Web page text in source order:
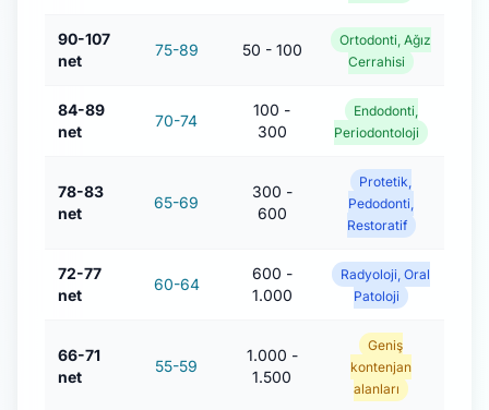
90-107
net
75-89 50 - 100
Ortodonti, Ağız
Cerrahisi
84-89
net
70-74
100 -
300
Endodonti,
Periodontoloji
78-83
net
65-69
300 -
600
Protetik,
Pedodonti,
Restoratif
72-77
net
60-64
600 -
1.000
Radyoloji, Oral
Patoloji
66-71
net
55-59
1.000 -
1.500
Geniş
kontenjan
alanları